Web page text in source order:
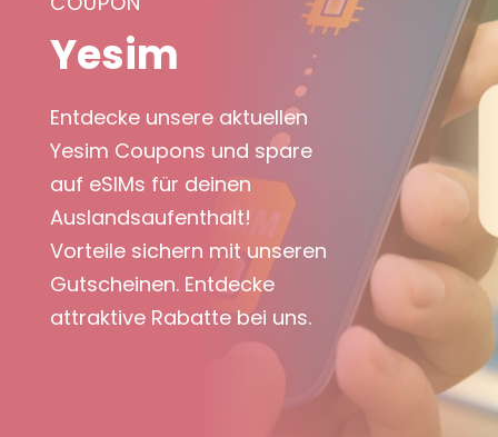
Yesim
Entdecke unsere aktuellen
Yesim Coupons und spare
auf eSIMs für deinen
Auslandsaufenthalt!
Vorteile sichern mit unseren
Gutscheinen. Entdecke
attraktive Rabatte bei uns.